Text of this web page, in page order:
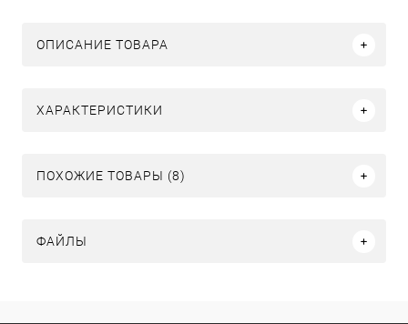
ОПИСАНИЕ ТОВАРА
ХАРАКТЕРИСТИКИ
ПОХОЖИЕ ТОВАРЫ (8)
ФАЙЛЫ